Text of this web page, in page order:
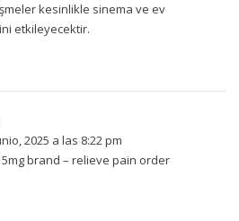
kesinlikle sinema ve ev
etkileyecektir.
2025 a las 8:22 pm
brand – relieve pain order